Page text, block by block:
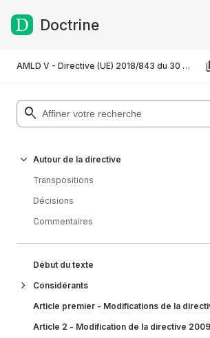
Passer au contenu
Doctrine
AMLD V - Directive (UE) 2018/843 du 30 mai 2018
Autour de la directive
Transpositions
Décisions
Commentaires
Début du texte
Considérants
Article premier - Modifications de la
Article 2 - Modification de la directive